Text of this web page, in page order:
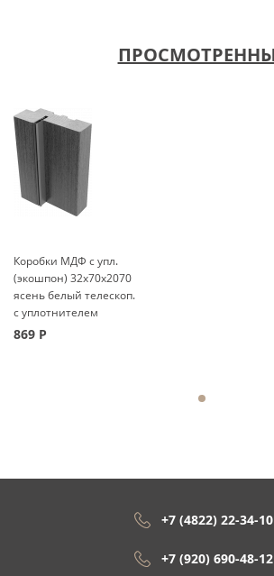
Коробки МДФ с упл.
(экошпон) 32x70x2070
ясень белый телескоп.
с уплотнителем
869 Р
+7 (4822) 22-34-10
+7 (920) 690-48-12